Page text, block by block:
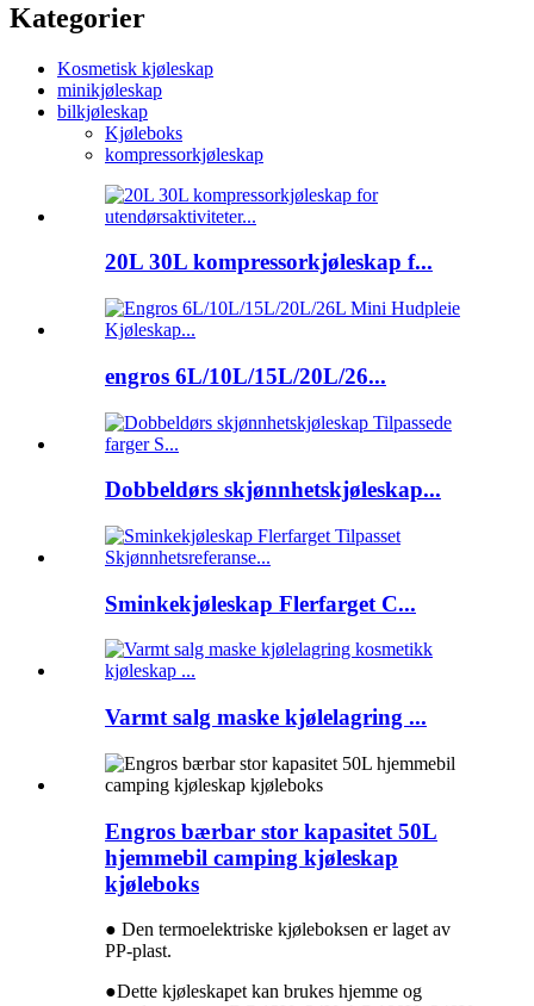
Kategorier
Kosmetisk kjøleskap
minikjøleskap
bilkjøleskap
Kjøleboks
kompressorkjøleskap
20L 30L kompressorkjøleskap f...
engros 6L/10L/15L/20L/26...
Dobbeldørs skjønnhetskjøleskap...
Sminkekjøleskap Flerfarget C...
Varmt salg maske kjølelagring ...
Engros bærbar stor kapasitet 50L
hjemmebil camping kjøleskap
kjøleboks
● Den termoelektriske kjøleboksen er laget av
PP-plast.
●Dette kjøleskapet kan brukes hjemme og